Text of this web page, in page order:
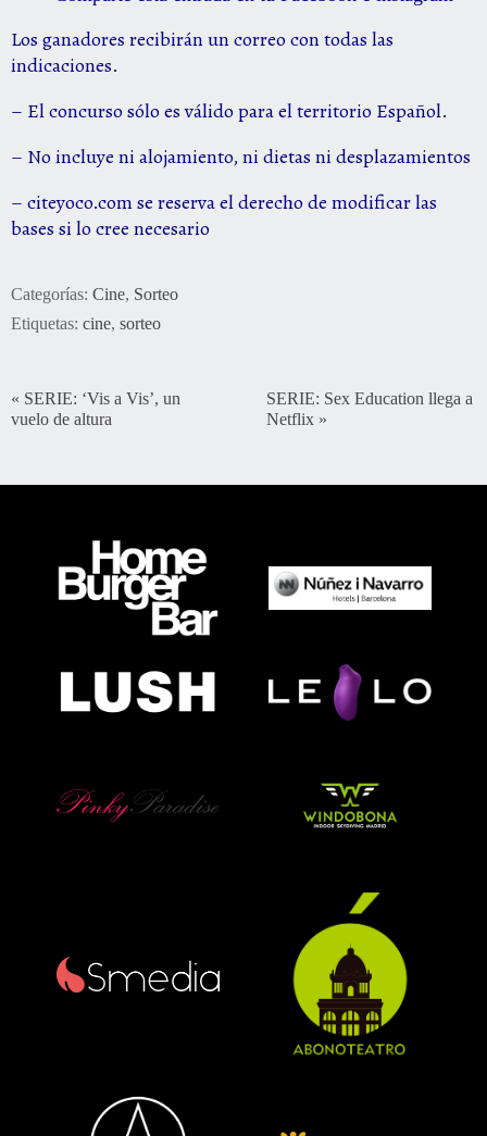
Los ganadores recibirán un correo con todas las
indicaciones.
– El concurso sólo es válido para el territorio Español.
– No incluye ni alojamiento, ni dietas ni desplazamientos
– citeyoco.com se reserva el derecho de modificar las
bases si lo cree necesario
Categorías: Cine, Sorteo
Etiquetas: cine, sorteo
« SERIE: ‘Vis a Vis’, un
vuelo de altura
SERIE: Sex Education llega a
Netflix »